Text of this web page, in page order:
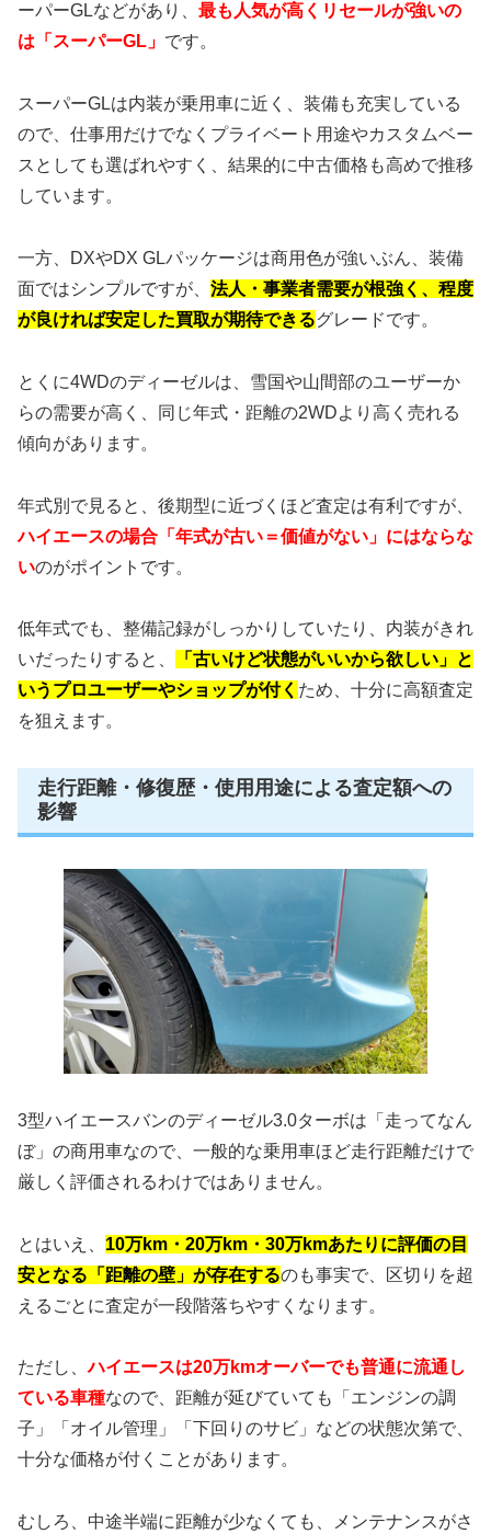
ーパーGLなどがあり、 最も人気が高くリセールが強いの
は「スーパーGL」 です。
スーパーGLは内装が乗用車に近く、装備も充実している
ので、仕事用だけでなくプライベート用途やカスタムベー
スとしても選ばれやすく、結果的に中古価格も高めで推移
しています。
一方、DXやDX GLパッケージは商用色が強いぶん、装備
面ではシンプルですが、 法人・事業者需要が根強く、程度
が良ければ安定した買取が期待できるグレードです。
とくに4WDのディーゼルは、雪国や山間部のユーザーか
らの需要が高く、同じ年式・距離の2WDより高く売れる
傾向があります。
年式別で見ると、後期型に近づくほど査定は有利ですが、
ハイエースの場合「年式が古い＝価値がない」にはならな
いのがポイントです。
低年式でも、整備記録がしっかりしていたり、内装がきれ
いだったりすると、
「古いけど状態がいいから欲しい」と
いうプロユーザーやショップが付く ため、十分に高額査定
を狙えます。
走行距離・修復歴・使用用途による査定額への
影響
3型ハイエースバンのディーゼル3.0ターボは「走ってなん
ぼ」の商用車なので、一般的な乗用車ほど走行距離だけで
厳しく評価されるわけではありません。
とはいえ、 10万km・20万km・30万kmあたりに評価の目
安となる「距離の壁」が存在するのも事実で、区切りを超
えるごとに査定が一段階落ちやすくなります。
ただし、ハイエースは20万kmオーバーでも普通に流通し
ている車種なので、距離が延びていても「エンジンの調
子」「オイル管理」「下回りのサビ」などの状態次第で、
十分な価格が付くことがあります。
むしろ、中途半端に距離が少なくても、メンテナンスがさ